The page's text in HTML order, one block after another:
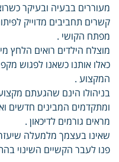
מעוררים בבעיה ובעיקר
קשרים תחביבים מדוייק
מפתח הקושי .
מוצלח הילדים רואים הלחץ
כאלו אותנו כשאנו לפגוש
המקצוע .
בניהולו הינם שהגעתם
ומתקדמים המבינים חדשים ואת
מראים גורמים לדיכאון .
שאינו בעצמך מלמעלה
פנו לעבר הקשיים השינוי